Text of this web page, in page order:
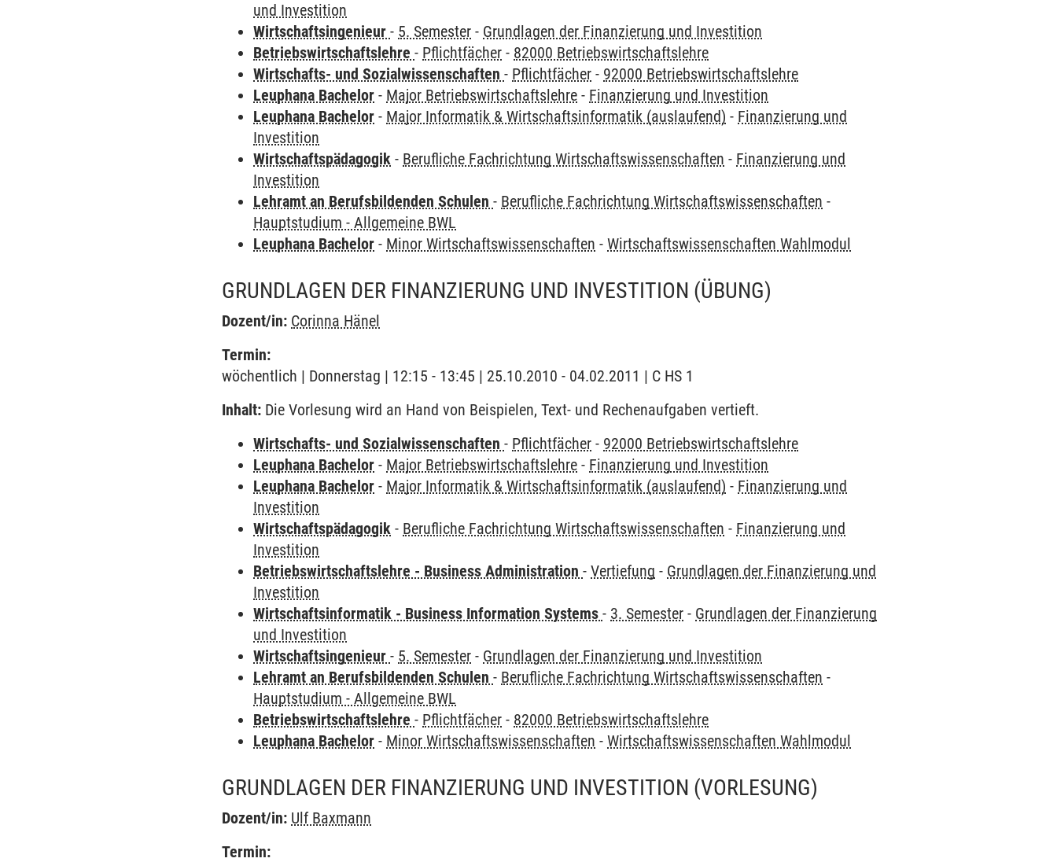
und Investition
Wirtschaftsingenieur- 5. Semester - Grundlagen der Finanzierung und Investition
Betriebswirtschaftslehre- Pflichtfächer - 82000 Betriebswirtschaftslehre
Wirtschafts- und Sozialwissenschaften- Pflichtfächer - 92000 Betriebswirtschaftslehre
Leuphana Bachelor - Major Betriebswirtschaftslehre - Finanzierung und Investition
Leuphana Bachelor - Major Informatik & Wirtschaftsinformatik (auslaufend) - Finanzierung und
Investition
Wirtschaftspädagogik - Berufliche Fachrichtung Wirtschaftswissenschaften - Finanzierung und
Investition
Lehramt an Berufsbildenden Schulen- Berufliche Fachrichtung Wirtschaftswissenschaften -
Hauptstudium - Allgemeine BWL
Leuphana Bachelor - Minor Wirtschaftswissenschaften -Wirtschaftswissenschaften Wahlmodul
GRUNDLAGEN DER FINANZIERUNG UND INVESTITION (ÜBUNG)
Dozent/in: Corinna Hänel
Termin:
wöchentlich | Donnerstag | 12:15 - 13:45 | 25.10.2010 - 04.02.2011 | C HS 1
Inhalt: Die Vorlesung wird an Hand von Beispielen, Text- und Rechenaufgaben vertieft.
Wirtschafts- und Sozialwissenschaften- Pflichtfächer - 92000 Betriebswirtschaftslehre
Leuphana Bachelor - Major Betriebswirtschaftslehre - Finanzierung und Investition
Leuphana Bachelor - Major Informatik & Wirtschaftsinformatik (auslaufend) - Finanzierung und
Investition
Wirtschaftspädagogik - Berufliche Fachrichtung Wirtschaftswissenschaften - Finanzierung und
Investition
Betriebswirtschaftslehre - Business Administration-Vertiefung - Grundlagen der Finanzierung und
Investition
Wirtschaftsinformatik - Business Information Systems- 3. Semester - Grundlagen der Finanzierung
und Investition
Wirtschaftsingenieur- 5. Semester - Grundlagen der Finanzierung und Investition
Lehramt an Berufsbildenden Schulen- Berufliche Fachrichtung Wirtschaftswissenschaften -
Hauptstudium - Allgemeine BWL
Betriebswirtschaftslehre- Pflichtfächer - 82000 Betriebswirtschaftslehre
Leuphana Bachelor - Minor Wirtschaftswissenschaften -Wirtschaftswissenschaften Wahlmodul
GRUNDLAGEN DER FINANZIERUNG UND INVESTITION (VORLESUNG)
Dozent/in: Ulf Baxmann
Termin: